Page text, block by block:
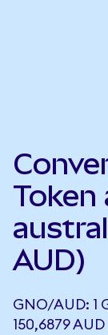
Token
AUD)
GNO/AUD: 1
150,6879 AUD